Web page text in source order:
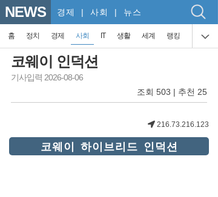
NEWS 경제 | 사회 | 뉴스
홈 정치 경제 사회 IT 생활 세계 랭킹
코웨이 인덕션
기사입력 2026-08-06
조회 503 | 추천 25
216.73.216.123
코웨이 하이브리드 인덕션